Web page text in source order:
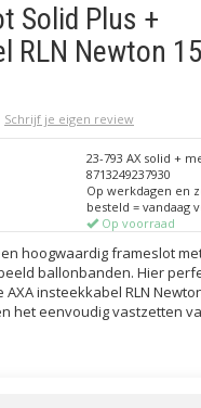
Solid Plus +
RLN Newton
Schrijf je eigen review
23-793 AX solid +
8713249237930
Op werkdagen en
besteld = vandaag
Op voorraad
hoogwaardig frameslot
ballonbanden. Hier
insteekkabel RLN
het eenvoudig vastzetten